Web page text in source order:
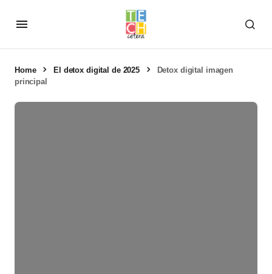
Home El detox digital de 2025
Detox digital imagen
principal